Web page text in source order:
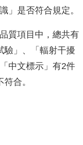
」是否符合規定。
質項目中，總共有
驗」、「輻射干擾
中文標示」有2件
合。